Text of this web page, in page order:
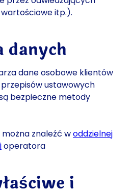
itp.).
danych
dane osobowe klientów
ustawowych
bezpieczne metody
znaleźć woddzielnej
operatora
i